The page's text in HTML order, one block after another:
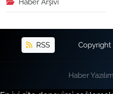
Haber Arşivi
RSS Copyright
Haber